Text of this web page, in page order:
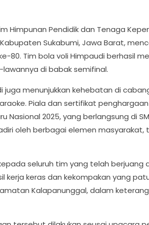
Himpunan Pendidik dan Tenaga
Sukabumi, Jawa Barat,
80. Tim bola voli Himpaudi berhasil
di babak semifinal.
juga menunjukkan kehebatan di
Piala dan sertifikat
Nasional 2025, yang berlangsung di
oleh berbagai elemen masyarakat,
seluruh tim yang telah
kerja keras dan kekompakan yang
Kalapanunggal, dalam